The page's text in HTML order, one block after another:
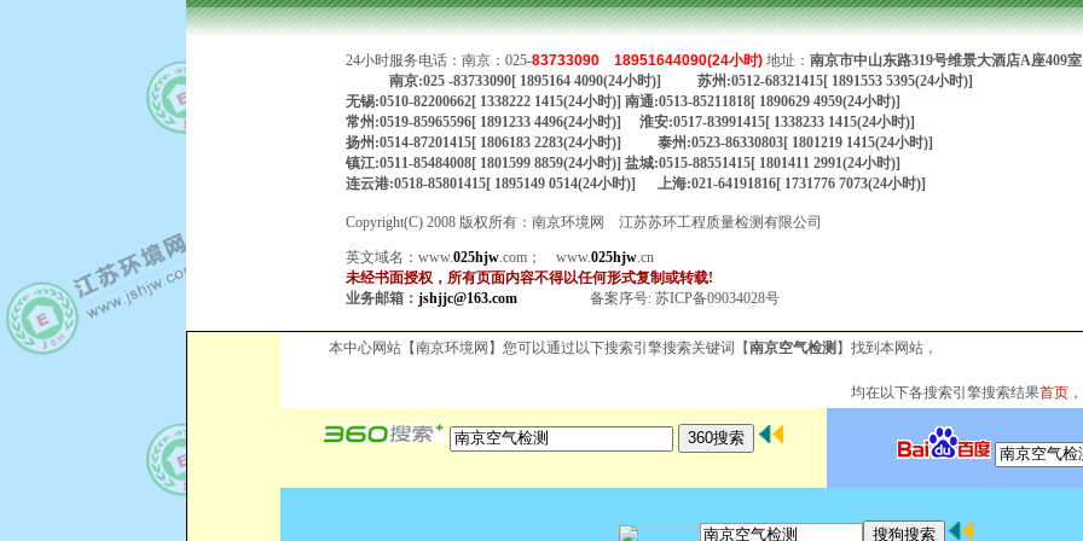
24小时服务电话：南京：025-83733090 18951644090(24小时) 地址： 南京市中山东路319号维景大酒店A座409室
南京:025 -83733090[ 1895164 4090(24小时)] 苏州:0512-68321415[ 1891553 5395(24小时)]
无锡:0510-82200662[ 1338222 1415(24小时)] 南通:0513-85211818[ 1890629 4959(24小时)]
常州:0519-85965596[ 1891233 4496(24小时)] 淮安:0517-83991415[ 1338233 1415(24小时)]
扬州:0514-87201415[ 1806183 2283(24小时)] 泰州:0523-86330803[ 1801219 1415(24小时)]
镇江:0511-85484008[ 1801599 8859(24小时)] 盐城:0515-88551415[ 1801411 2991(24小时)]
连云港:0518-85801415[ 1895149 0514(24小时)] 上海:021-64191816[ 1731776 7073(24小时)]
Copyright(C) 2008 版权所有：南京环境网 江苏苏环工程质量检测有限公司
英文域名： www.025hjw.com ； www.025hjw.cn
未经书面授权，所有页面内容不得以任何形式复制或转载!
业务邮箱： jshjjc@163.com 备案序号: 苏ICP备09034028号
本中心网站【南京环境网】您可以通过以下搜索引擎搜索关键词【南京空气检测 】找到本网站，
均在以下各搜索引擎搜索结果首页